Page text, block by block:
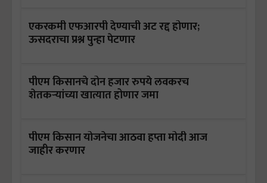
एकरकमी एफआरपी देण्याची अट रद्द होणार;
ऊसदराचा प्रश्न पुन्हा पेटणार
पीएम किसानचे दोन हजार रुपये लवकरच
शेतकऱ्यांच्या खात्यात होणार जमा
पीएम किसान योजनेचा आठवा हप्ता मोदी आज
जाहीर करणार